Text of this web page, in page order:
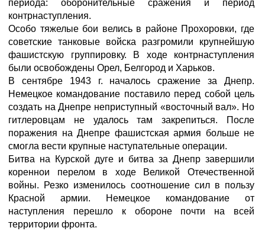
периода: оборонительные сражения и период
контрнаступления.
Особо тяжелые бои велись в районе Прохоровки, где
советские танковые войска разгромили крупнейшую
фашистскую группировку. В ходе контрнаступления
были освобождены Орел, Белгород и Харьков.
В сентябре 1943 г. началось сражение за Днепр.
Немецкое командование поставило перед собой цель
создать на Днепре неприступный «восточный вал». Но
гитлеровцам не удалось там закрепиться. После
поражения на Днепре фашистская армия больше не
смогла вести крупные наступательные операции.
Битва на Курской дуге и битва за Днепр завершили
кореннои перелом в ходе Великой Отечественной
войны. Резко изменилось соотношение сил в пользу
Красной армии. Немецкое командование от
наступления перешло к обороне почти на всей
территории фронта.